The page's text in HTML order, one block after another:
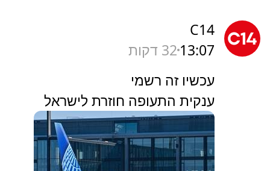
C14
13:07 32 דקות
עכשיו זה רשמי
ענקית התעופה חוזרת לישראל